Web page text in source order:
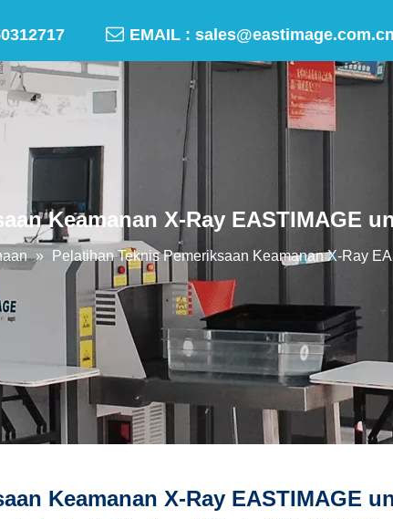
50312717  EMAIL : sales@eastimage.com.cn
Keamanan X-Ray EASTIMAGE
» Pelatihan Teknis Pemeriksaan Keamanan X-Ray
Keamanan X-Ray EASTIMAGE